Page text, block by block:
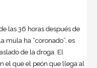
las 36 horas después de
mula ha “coronado”, es
de la droga. El
el que el peón que llega al